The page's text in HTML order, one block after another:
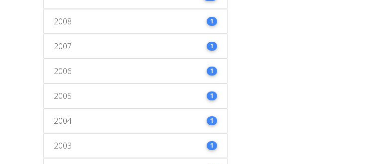
2008 1
2007 1
2006 1
2005 1
2004 1
2003 1